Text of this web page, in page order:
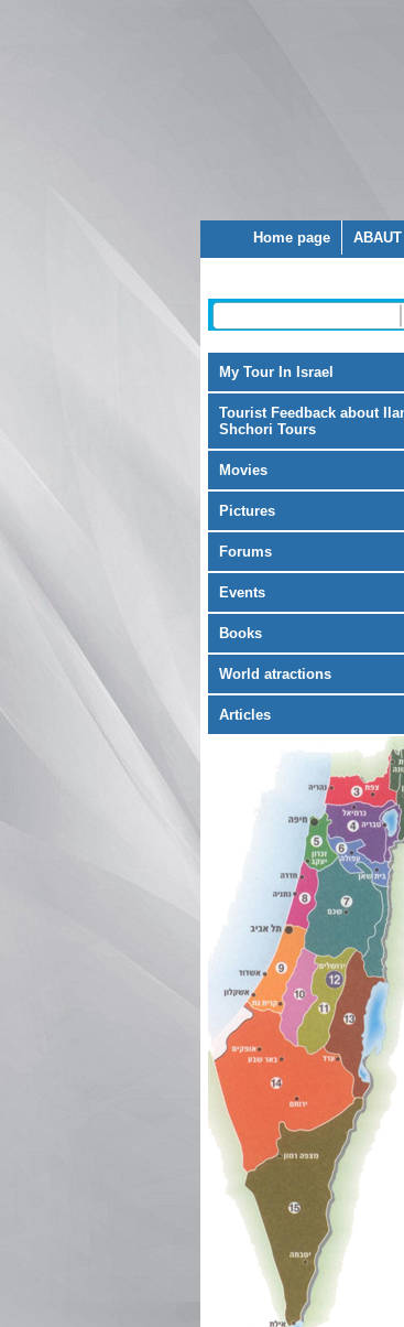
Home page
My Tour In Israel
Tourist Feedback about
Shchori Tours
Movies
Pictures
Forums
Events
Books
World atractions
Articles